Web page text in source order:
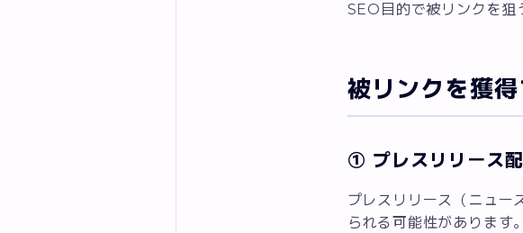
SEO目的で被リンクを狙
被リンクを獲
① プレスリリース
プレスリリース（ニュ
られる可能性があります。